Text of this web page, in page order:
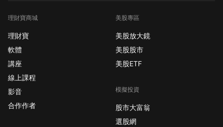
理財寶商城
理財寶
軟體
講座
線上課程
影音
合作作者
美股專區
美股放大鏡
美股股市
美股ETF
模擬投資
股市大富翁
選股網